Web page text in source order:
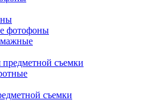
фотофоны
съемки
съемки